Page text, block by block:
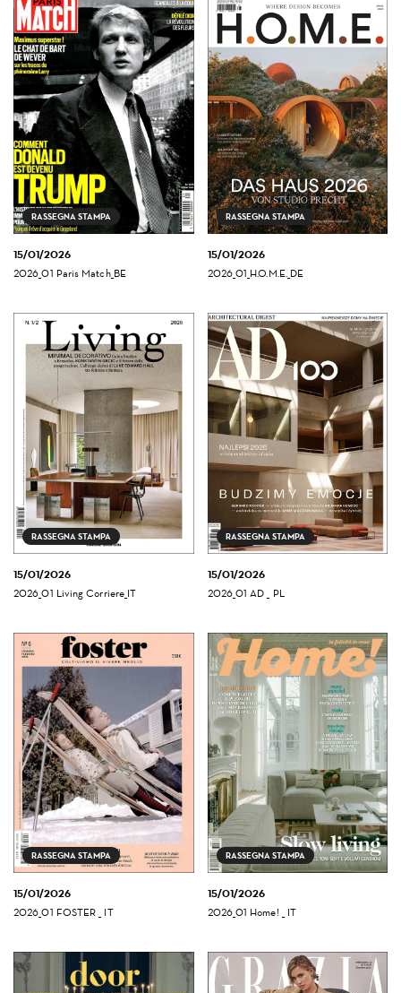
RASSEGNA STAMPA
15/01/2026
2026_01 Paris Match_BE
RASSEGNA STAMPA
15/01/2026
2026_01_H.O.M.E._DE
RASSEGNA STAMPA
15/01/2026
2026_01 Living Corriere_IT
RASSEGNA STAMPA
15/01/2026
2026_01 AD _ PL
RASSEGNA STAMPA
15/01/2026
2026_01 FOSTER _ IT
RASSEGNA STAMPA
15/01/2026
2026_01 Home! _ IT